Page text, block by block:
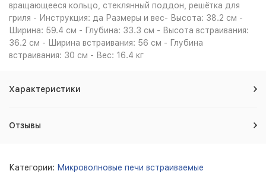
вращающееся кольцо, стеклянный поддон, решётка для
гриля - Инструкция: да Размеры и вес- Высота: 38.2 см -
Ширина: 59.4 см - Глубина: 33.3 см - Высота встраивания:
36.2 см - Ширина встраивания: 56 см - Глубина
встраивания: 30 см - Вес: 16.4 кг
Характеристики
Отзывы
Категории: Микроволновые печи встраиваемые